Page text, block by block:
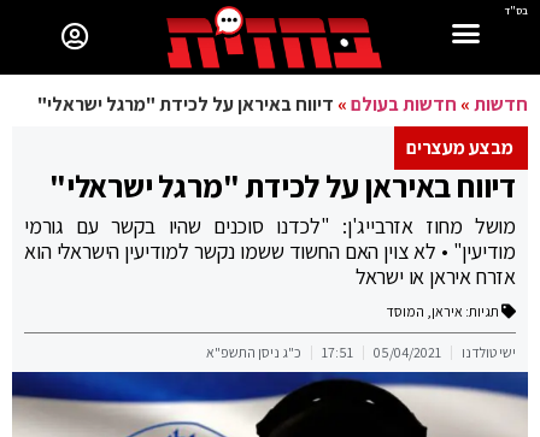
בס"ד
חדשות» חדשות בעולם» דיווח באיראן על לכידת "מרגל ישראלי"
מבצע מעצרים
דיווח באיראן על לכידת "מרגל ישראלי"
מושל מחוז אזרבייג'ן: "לכדנו סוכנים שהיו בקשר עם גורמי
מודיעין" • לא צוין האם החשוד ששמו נקשר למודיעין הישראלי הוא
אזרח איראן או ישראל
תגיות: איראן, המוסד
ישי טולדנו 05/04/2021
17:51 כ"ג ניסן התשפ"א